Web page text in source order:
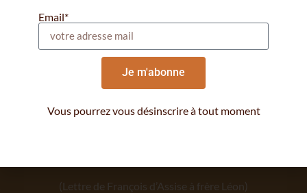
notre vie
plaire au Seigneur Dieu et de suivre ses traces et
(Lettre de François d’Assise à frère Léon)
Email*
Je m'abonne
Vous pourrez vous désinscrire à tout moment